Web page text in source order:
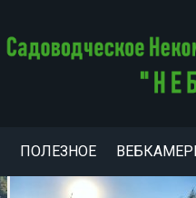
ПОЛЕЗНОЕ